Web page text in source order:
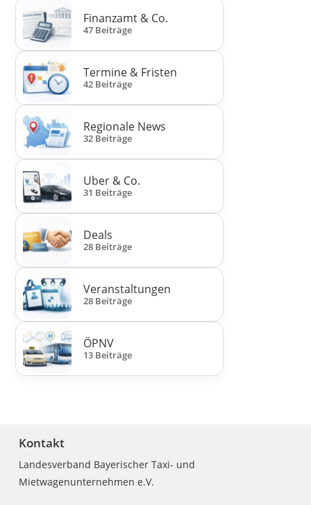
Finanzamt & Co.
47 Beiträge
Termine & Fristen
42 Beiträge
Regionale News
32 Beiträge
Uber & Co.
31 Beiträge
Deals
28 Beiträge
Veranstaltungen
28 Beiträge
ÖPNV
13 Beiträge
Kontakt
Landesverband Bayerischer Taxi- und
Mietwagenunternehmen e.V.